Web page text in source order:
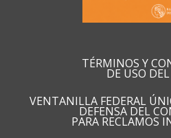
TÉRMINOS Y
DE USO
VENTANILLA FEDERAL
DEFENSA DEL
PARA RECLAMOS